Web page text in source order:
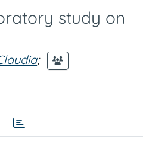
study on
;